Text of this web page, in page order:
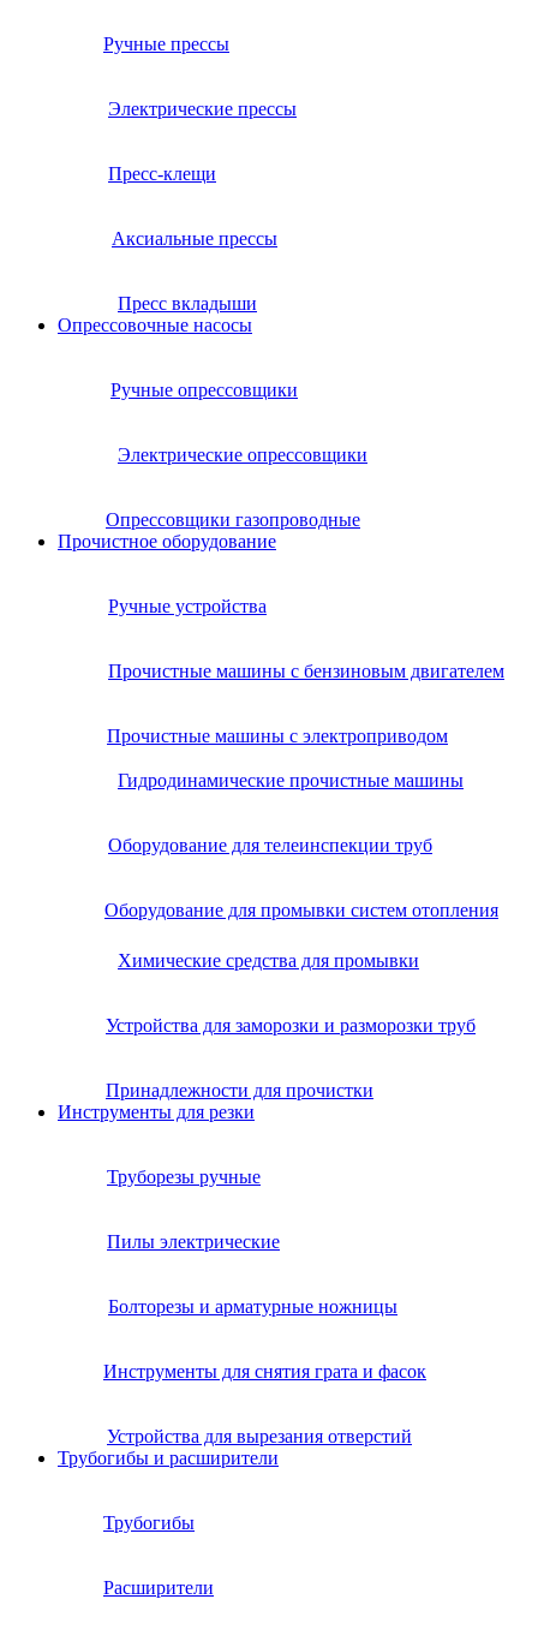
Ручные прессы
Электрические прессы
Пресс-клещи
Аксиальные прессы
Пресс вкладыши
Опрессовочные насосы
Ручные опрессовщики
Электрические опрессовщики
Опрессовщики газопроводные
Прочистное оборудование
Ручные устройства
Прочистные машины с бензиновым двигателем
Прочистные машины с электроприводом
Гидродинамические прочистные машины
Оборудование для телеинспекции труб
Оборудование для промывки систем отопления
Химические средства для промывки
Устройства для заморозки и разморозки труб
Принадлежности для прочистки
Инструменты для резки
Труборезы ручные
Пилы электрические
Болторезы и арматурные ножницы
Инструменты для снятия грата и фасок
Устройства для вырезания отверстий
Трубогибы и расширители
Трубогибы
Расширители